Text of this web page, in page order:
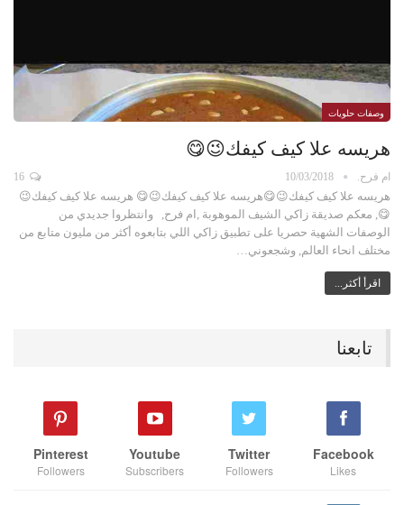
وصفات حلويات
هريسه علا كيف كيفك😉😋
ام فرح. 10/03/2018
هريسه علا كيف كيفك😉😋هريسه علا كيف كيفك😉😋 هريسه علا كيف كيفك😉
😋, معكم صديقة زاكي الشيف الموهوبة ,ام فرح, وانتظروا جديدي من
الوصفات الشهية حصريا على تطبيق زاكي اللي بتابعوه أكثر من مليون متابع من
مختلف انحاء العالم, وشجعوني…
اقرأ أكثر...
تابعنا
Facebook
Likes
Twitter
Followers
Youtube
Subscribers
Pinterest
Followers